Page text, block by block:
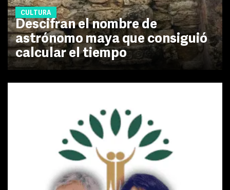
CULTURA
Descifran el nombre de
astrónomo maya que consiguió
calcular el tiempo